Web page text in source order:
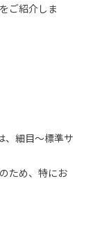
ご紹介しま
、細目～標準サ
ため、特にお